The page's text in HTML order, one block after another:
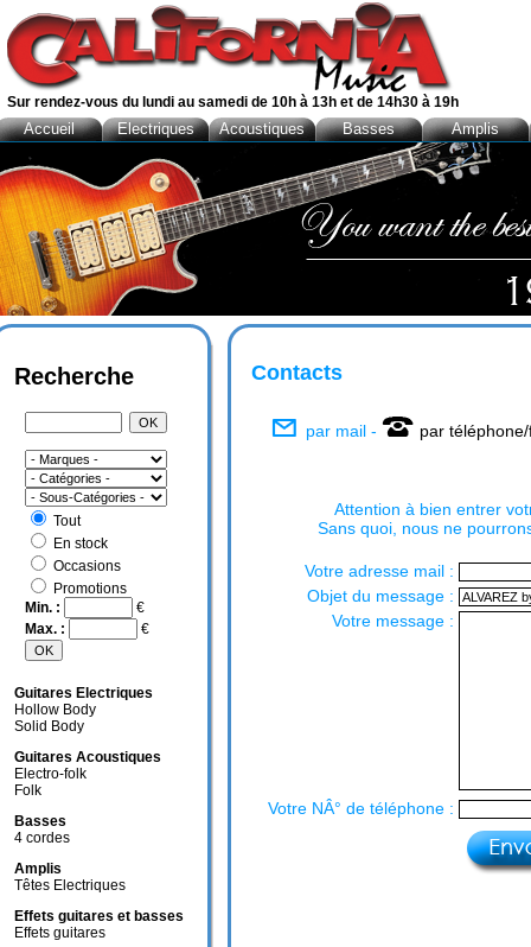
Contacts
par mail - par
Attention à bien entrer
Sans quoi, nous ne
Votre adresse mail :
Objet du message :
Votre message :
Votre NÂ° de téléphone :
Recherche
Tout
En stock
Occasions
Promotions
Min. :
€
Max. :
€
Guitares Electriques
Hollow Body
Solid Body
Guitares Acoustiques
Electro-folk
Folk
Basses
4 cordes
Amplis
Têtes Electriques
Effets guitares et basses
Effets guitares
Sur rendez-vous du lundi au samedi de 10h à 13h et de 14h30 à 19h
Accueil Electriques Acoustiques Basses Amplis